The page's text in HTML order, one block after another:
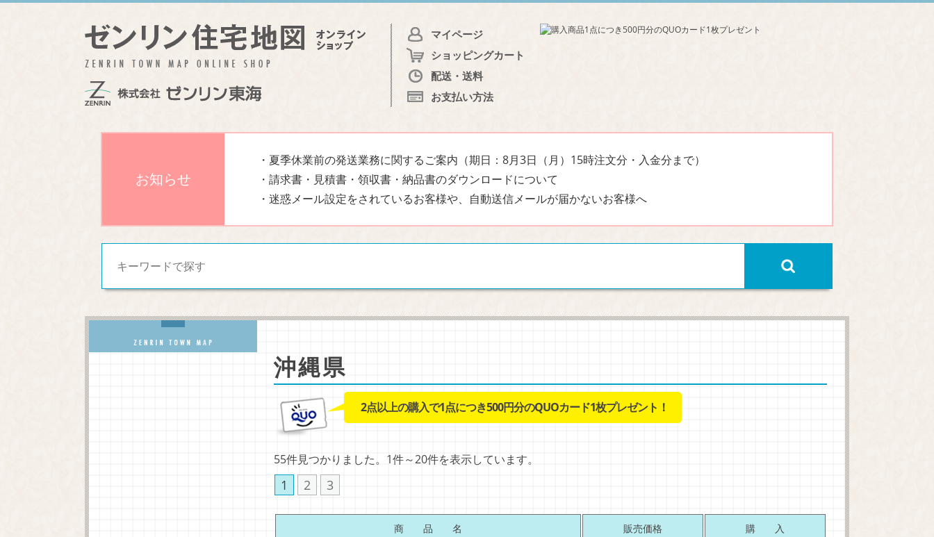
マイページ
ショッピングカート
配送・送料
お支払い方法
お知らせ
・夏季休業前の発送業務に関するご案内（期日：8月3日（月）15時注文分・入金分まで）
・請求書・見積書・領収書・納品書のダウンロードについて
・迷惑メール設定をされているお客様や、自動送信メールが届かないお客様へ
沖縄県
2点以上の購入で1点につき500円分のQUOカード1枚プレゼント！
55件見つかりました。1件～20件を表示しています。
1 2 3
商 品 名 販売価格 購 入